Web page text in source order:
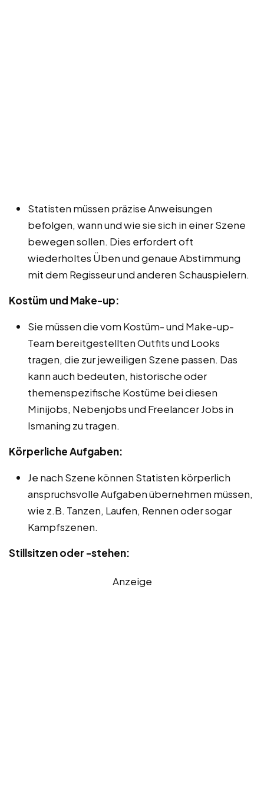
Statisten müssen präzise Anweisungen
befolgen, wann und wie sie sich in einer Szene
bewegen sollen. Dies erfordert oft
wiederholtes Üben und genaue Abstimmung
mit dem Regisseur und anderen Schauspielern.
Kostüm und Make-up:
Sie müssen die vom Kostüm- und Make-up-
Team bereitgestellten Outfits und Looks
tragen, die zur jeweiligen Szene passen. Das
kann auch bedeuten, historische oder
themenspezifische Kostüme bei diesen
Minijobs, Nebenjobs und Freelancer Jobs in
Ismaning zu tragen.
Körperliche Aufgaben:
Je nach Szene können Statisten körperlich
anspruchsvolle Aufgaben übernehmen müssen,
wie z.B. Tanzen, Laufen, Rennen oder sogar
Kampfszenen.
Stillsitzen oder -stehen:
Anzeige